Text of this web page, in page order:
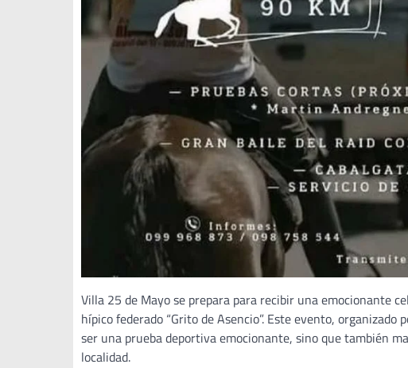
Villa 25 de Mayo se prepara para recibir una emocionante
hípico federado “Grito de Asencio”. Este evento,
ser una prueba deportiva emocionante, sino que también
localidad.